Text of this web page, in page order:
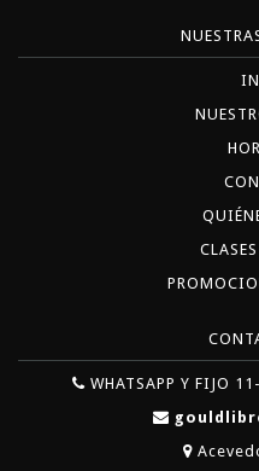
WHATSAPP Y FIJO